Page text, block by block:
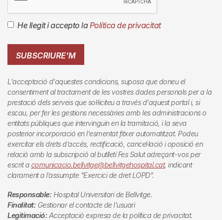
He llegit i accepto laPolítica de privacitat
SUBSCRIURE'M
L'acceptació d'aquestes condicions, suposa que doneu el
consentiment al tractament de les vostres dades personals per a la
prestació dels serveis que sol·liciteu a través d'aquest portal i, si
escau, per fer les gestions necessàries amb les administracions o
entitats públiques que intervinguin en la tramitació, i la seva
posterior incorporació en l'esmentat fitxer automatitzat. Podeu
exercitar els drets d’accés, rectificació, cancel·lació i oposició en
relació amb la subscripció al butlletíFes Salutadreçant-vos per
escrit a comunicacio.bellvitge@bellvitgehospital.cat, indicant
clarament a l’assumpte "Exercici de dret LOPD".
Responsable: Hospital Universitari de Bellvitge.
Finalitat: Gestionar el contacte de l'usuari
Legitimació: Acceptació expresa de la política de privacitat.